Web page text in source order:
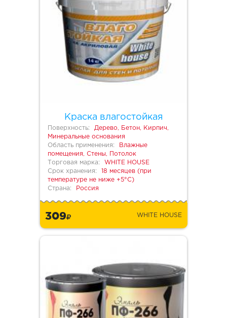
Краска влагостойкая
Поверхность:
Дерево, Бетон, Кирпич,
Минеральные основания
Область применения:
Влажные
помещения, Стены, Потолок
Торговая марка:
WHITE HOUSE
Срок хранения:
18 месяцев (при
температуре не ниже +5°С)
Страна:
Россия
309 WHITE HOUSE